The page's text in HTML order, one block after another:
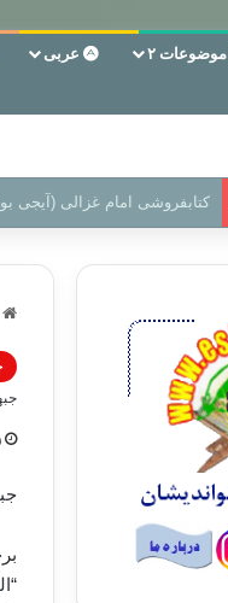
موضوعات ۲ عربی
سر دفتر فساد در زمین‌، دوری